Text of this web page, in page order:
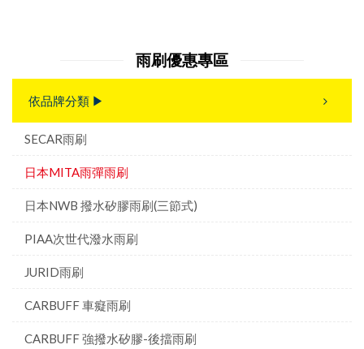
雨刷優惠專區
依品牌分類 ▶
SECAR雨刷
日本MITA雨彈雨刷
日本NWB 撥水矽膠雨刷(三節式)
PIAA次世代潑水雨刷
JURID雨刷
CARBUFF 車癡雨刷
CARBUFF 強撥水矽膠-後擋雨刷